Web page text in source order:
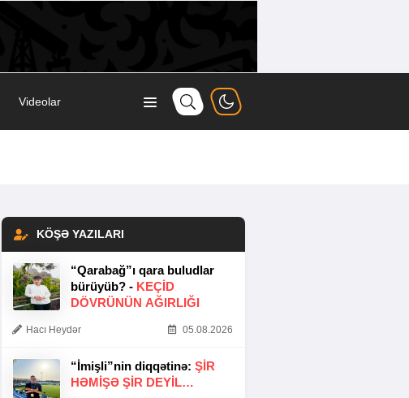
Videolar
KÖŞƏ YAZILARI
“Qarabağ”ı qara buludlar
bürüyüb? - KEÇID
DÖVRÜNÜN AĞIRLIĞI
Hacı Heydər 05.08.2026
“İmişli”nin diqqətinə: ŞIR
HƏMIŞƏ ŞIR DEYIL…